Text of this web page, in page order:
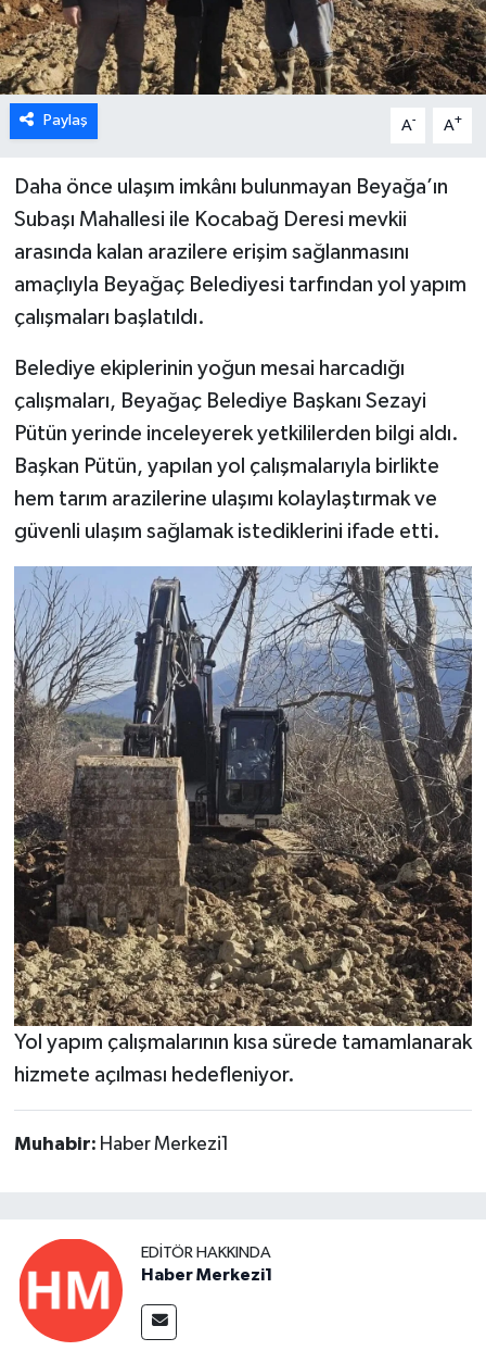
Paylaş A- A+
Daha önce ulaşım imkânı bulunmayan Beyağa’ın
Subaşı Mahallesi ile Kocabağ Deresi mevkii
arasında kalan arazilere erişim sağlanmasını
amaçlıyla Beyağaç Belediyesi tarfından yol yapım
çalışmaları başlatıldı.
Belediye ekiplerinin yoğun mesai harcadığı
çalışmaları, Beyağaç Belediye Başkanı Sezayi
Pütün yerinde inceleyerek yetkililerden bilgi aldı.
Başkan Pütün, yapılan yol çalışmalarıyla birlikte
hem tarım arazilerine ulaşımı kolaylaştırmak ve
güvenli ulaşım sağlamak istediklerini ifade etti.
Yol yapım çalışmalarının kısa sürede tamamlanarak
hizmete açılması hedefleniyor.
Muhabir: Haber Merkezi1
EDITÖR HAKKINDA
Haber Merkezi1